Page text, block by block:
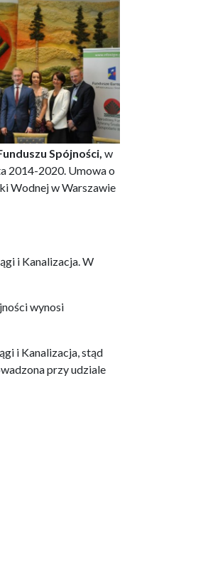
Spójności, w
2014-2020. Umowa o
Wodnej w Warszawie
i Kanalizacja. W
wynosi
i Kanalizacja, stąd
przy udziale